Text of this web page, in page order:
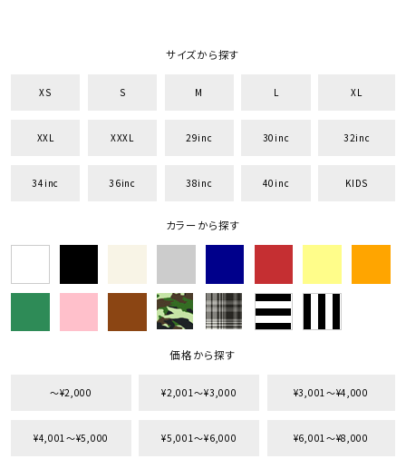
M
30inc
32inc
40inc
KIDS
tune 絞り込んで検索する
サイズから探す
XS S M L XL
XXL XXXL 29inc 30inc 32inc
34inc 36inc 38inc 40inc KIDS
カラーから探す
価格から探す
〜¥2,000 ¥2,001〜¥3,000 ¥3,001〜¥4,000
¥4,001〜¥5,000 ¥5,001〜¥6,000 ¥6,001〜¥8,000